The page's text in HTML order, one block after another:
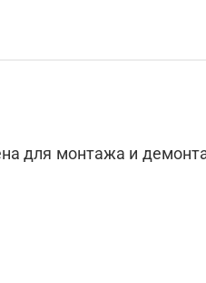
для монтажа и